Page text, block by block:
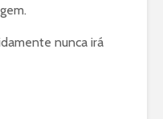
nunca irá